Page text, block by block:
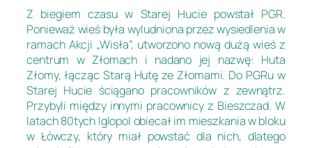
Z biegiem czasu w Starej Hucie powstał PGR.
Ponieważ wieś była wyludniona przez wysiedlenia w
ramach Akcji „Wisła”, utworzono nową dużą wieś z
centrum w Złomach i nadano jej nazwę: Huta
Złomy, łącząc Starą Hutę ze Złomami. Do PGRu w
Starej Hucie ściągano pracowników z zewnątrz.
Przybyli między innymi pracownicy z Bieszczad. W
latach 80tych Iglopol obiecał im mieszkania w bloku
w Łówczy, który miał powstać dla nich, dlatego